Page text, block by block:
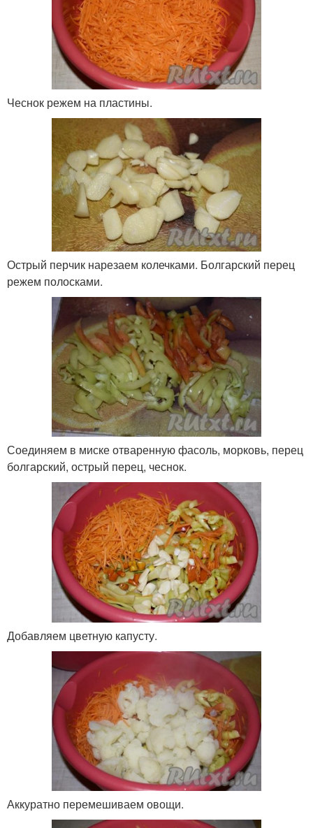
Чеснок режем на пластины.
Острый перчик нарезаем колечками. Болгарский перец
режем полосками.
Соединяем в миске отваренную фасоль, морковь, перец
болгарский, острый перец, чеснок.
Добавляем цветную капусту.
Аккуратно перемешиваем овощи.